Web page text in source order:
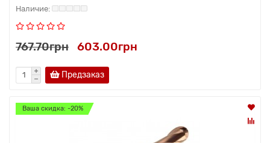
767.70грн 603.00грн
Предзаказ
Ваша скидка: -20%